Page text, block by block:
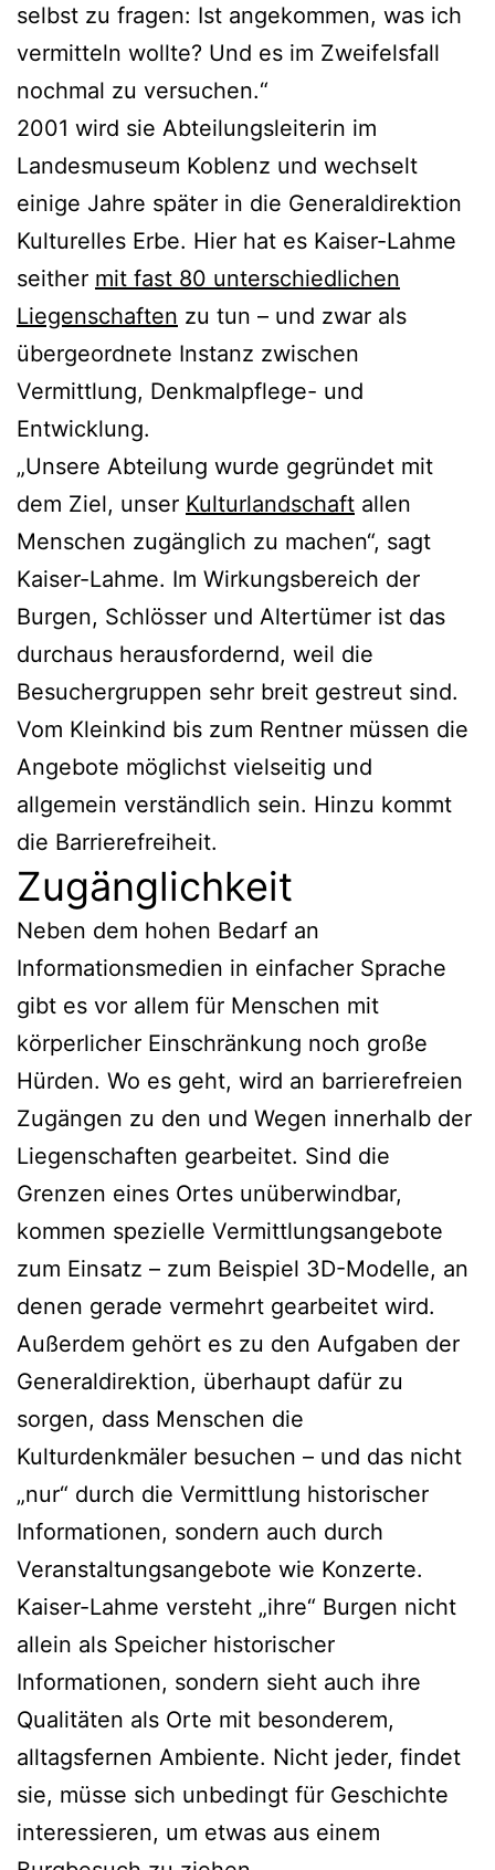
selbst zu fragen: Ist angekommen, was ich
vermitteln wollte? Und es im Zweifelsfall
nochmal zu versuchen.“
2001 wird sie Abteilungsleiterin im
Landesmuseum Koblenz und wechselt
einige Jahre später in die Generaldirektion
Kulturelles Erbe. Hier hat es Kaiser-Lahme
seither mit fast 80 unterschiedlichen
Liegenschaften zu tun – und zwar als
übergeordnete Instanz zwischen
Vermittlung, Denkmalpflege- und
Entwicklung.
„Unsere Abteilung wurde gegründet mit
dem Ziel, unser Kulturlandschaft allen
Menschen zugänglich zu machen“, sagt
Kaiser-Lahme. Im Wirkungsbereich der
Burgen, Schlösser und Altertümer ist das
durchaus herausfordernd, weil die
Besuchergruppen sehr breit gestreut sind.
Vom Kleinkind bis zum Rentner müssen die
Angebote möglichst vielseitig und
allgemein verständlich sein. Hinzu kommt
die Barrierefreiheit.
Zugänglichkeit
Neben dem hohen Bedarf an
Informationsmedien in einfacher Sprache
gibt es vor allem für Menschen mit
körperlicher Einschränkung noch große
Hürden. Wo es geht, wird an barrierefreien
Zugängen zu den und Wegen innerhalb der
Liegenschaften gearbeitet. Sind die
Grenzen eines Ortes unüberwindbar,
kommen spezielle Vermittlungsangebote
zum Einsatz – zum Beispiel 3D-Modelle, an
denen gerade vermehrt gearbeitet wird.
Außerdem gehört es zu den Aufgaben der
Generaldirektion, überhaupt dafür zu
sorgen, dass Menschen die
Kulturdenkmäler besuchen – und das nicht
„nur“ durch die Vermittlung historischer
Informationen, sondern auch durch
Veranstaltungsangebote wie Konzerte.
Kaiser-Lahme versteht „ihre“ Burgen nicht
allein als Speicher historischer
Informationen, sondern sieht auch ihre
Qualitäten als Orte mit besonderem,
alltagsfernen Ambiente. Nicht jeder, findet
sie, müsse sich unbedingt für Geschichte
interessieren, um etwas aus einem